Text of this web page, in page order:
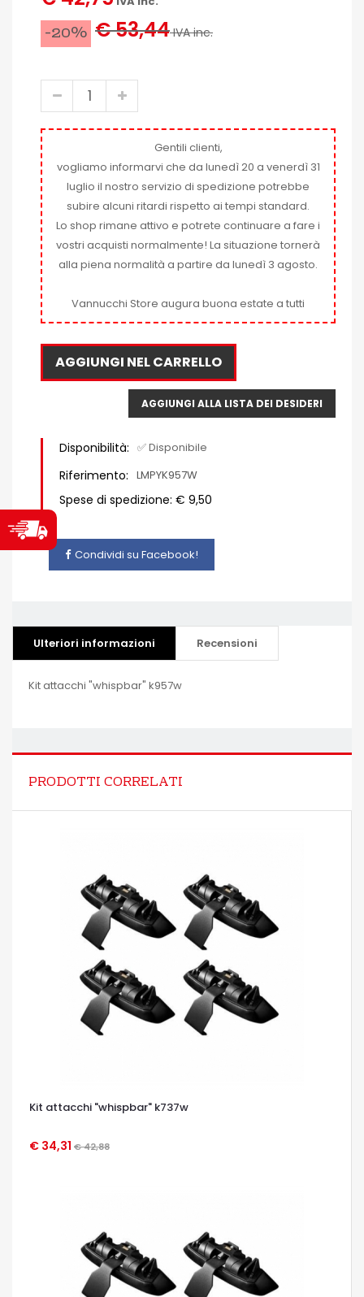
-20% € 53,44IVA inc.
Gentili clienti,
vogliamo informarvi che da lunedì 20 a venerdì 31
luglio il nostro servizio di spedizione potrebbe
subire alcuni ritardi rispetto ai tempi standard.
Lo shop rimane attivo e potrete continuare a fare i
vostri acquisti normalmente! La situazione tornerà
alla piena normalità a partire da lunedì 3 agosto.
Vannucchi Store augura buona estate a tutti
AGGIUNGI NEL CARRELLO
AGGIUNGI ALLA LISTA DEI DESIDERI
Disponibilità: ✅ Disponibile
Riferimento: LMPYK957W
Spese di spedizione: € 9,50
Condividi su Facebook!
Ulteriori informazioni Recensioni
Kit attacchi "whispbar" k957w
PRODOTTI CORRELATI
Kit attacchi "whispbar" k737w
€ 34,31 € 42,88
OCCHIATA VELOCE